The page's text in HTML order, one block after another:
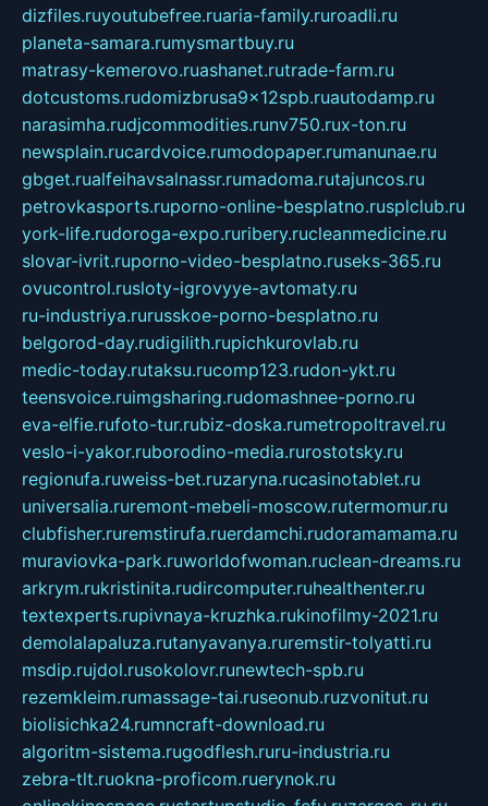
dizfiles.ruyoutubefree.ruaria-family.ruroadli.ru
planeta-samara.rumysmartbuy.ru
matrasy-kemerovo.ruashanet.rutrade-farm.ru
dotcustoms.rudomizbrusa9x12spb.ruautodamp.ru
narasimha.rudjcommodities.runv750.rux-ton.ru
newsplain.rucardvoice.rumodopaper.rumanunae.ru
gbget.rualfeihavsalnassr.rumadoma.rutajuncos.ru
petrovkasports.ruporno-online-besplatno.rusplclub.ru
york-life.rudoroga-expo.ruribery.rucleanmedicine.ru
slovar-ivrit.ruporno-video-besplatno.ruseks-365.ru
ovucontrol.rusloty-igrovyye-avtomaty.ru
ru-industriya.rurusskoe-porno-besplatno.ru
belgorod-day.rudigilith.rupichkurovlab.ru
medic-today.rutaksu.rucomp123.rudon-ykt.ru
teensvoice.ruimgsharing.rudomashnee-porno.ru
eva-elfie.rufoto-tur.rubiz-doska.rumetropoltravel.ru
veslo-i-yakor.ruborodino-media.rurostotsky.ru
regionufa.ruweiss-bet.ruzaryna.rucasinotablet.ru
universalia.ruremont-mebeli-moscow.rutermomur.ru
clubfisher.ruremstirufa.ruerdamchi.rudoramamama.ru
muraviovka-park.ruworldofwoman.ruclean-dreams.ru
arkrym.rukristinita.rudircomputer.ruhealthenter.ru
textexperts.rupivnaya-kruzhka.rukinofilmy-2021.ru
demolalapaluza.rutanyavanya.ruremstir-tolyatti.ru
msdip.rujdol.rusokolovr.runewtech-spb.ru
rezemkleim.rumassage-tai.ruseonub.ruzvonitut.ru
biolisichka24.rumncraft-download.ru
algoritm-sistema.rugodflesh.ruru-industria.ru
zebra-tlt.ruokna-proficom.ruerynok.ru